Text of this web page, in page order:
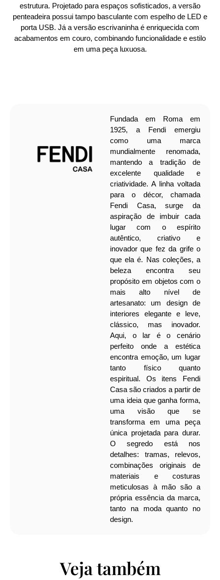
estrutura. Projetado para espaços sofisticados, a versão
penteadeira possui tampo basculante com espelho de LED e
porta USB. Já a versão escrivaninha é enriquecida com
acabamentos em couro, combinando funcionalidade e estilo
em uma peça luxuosa.
Fundada em Roma em
1925, a Fendi emergiu
como uma marca
mundialmente renomada,
mantendo a tradição de
excelente qualidade e
criatividade. A linha voltada
para o décor, chamada
Fendi Casa, surge da
aspiração de imbuir cada
lugar com o espírito
autêntico, criativo e
inovador que fez da grife o
que ela é. Nas coleções, a
beleza encontra seu
propósito em objetos com o
mais alto nível de
artesanato: um design de
interiores elegante e leve,
clássico, mas inovador.
Aqui, o lar é o cenário
perfeito onde a estética
encontra emoção, um lugar
tanto físico quanto
espiritual.
Os itens Fendi
Casa são criados a partir de
uma ideia que ganha forma,
uma visão que se
transforma em uma peça
única projetada para durar.
O segredo está nos
detalhes: tramas, relevos,
combinações originais de
materiais e costuras
meticulosas à mão são a
própria essência da marca,
tanto na moda quanto no
design.
Veja também